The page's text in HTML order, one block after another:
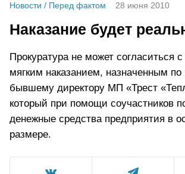
Новости / Перед фактом 28 июня 2010
Наказание будет
Прокуратура не может согласиться
мягким наказанием, назначенным по
бывшему директору МП «Трест
который при помощи соучастников
денежные средства предприятия в
размере.